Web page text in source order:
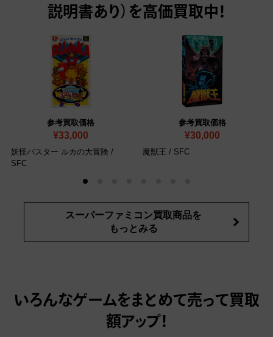
説明書あり）を高価買取中！
参考買取価格
¥33,000
妖怪バスター ルカの大冒険 /
SFC
参考買取価格
¥30,000
魔獣王 / SFC
スーパーファミコン買取商品を
もっとみる
いろんなゲームをまとめて売って 買取
額アップ！